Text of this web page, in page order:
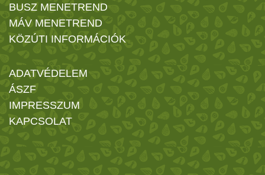
BUSZ MENETREND
MÁV MENETREND
KÖZÚTI INFORMÁCIÓK
ADATVÉDELEM
ÁSZF
IMPRESSZUM
KAPCSOLAT